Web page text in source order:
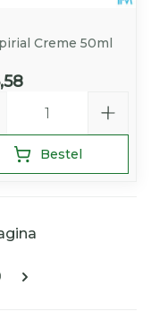
Creme 50ml
Bestel
pagina